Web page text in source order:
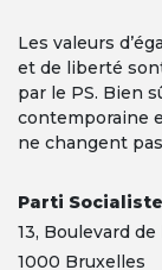
Les valeurs
et de liberté
par le PS. Bien
contemporaine
ne changent
Parti Socialiste
13, Boulevard de
1000 Bruxelles